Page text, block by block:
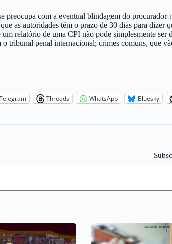
preocupa com a eventual blindagem do
as autoridades têm o prazo de 30 dias para dizer
relatório de uma CPI não pode simplesmente
o tribunal penal internacional; crimes comuns, que
Telegram Threads WhatsApp Bluesky